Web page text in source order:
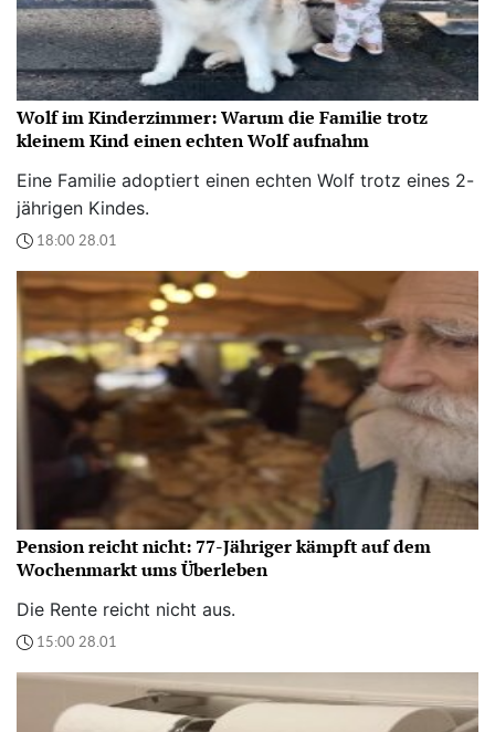
Wolf im Kinderzimmer: Warum die Familie trotz
kleinem Kind einen echten Wolf aufnahm
Eine Familie adoptiert einen echten Wolf trotz eines 2-
jährigen Kindes.
18:00 28.01
Pension reicht nicht: 77-Jähriger kämpft auf dem
Wochenmarkt ums Überleben
Die Rente reicht nicht aus.
15:00 28.01